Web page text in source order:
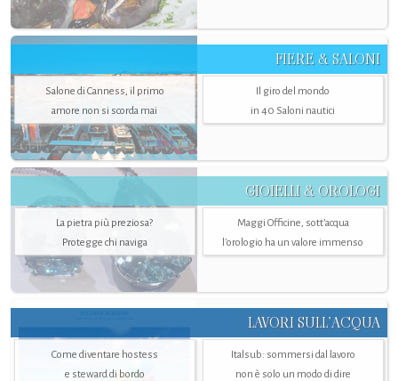
FIERE & SALONI
Salone di Canness, il primo
amore non si scorda mai
Il giro del mondo
in 40 Saloni nautici
GIOIELLI & OROLOGI
La pietra più preziosa?
Protegge chi naviga
Maggi Officine, sott’acqua
l'orologio ha un valore immenso
LAVORI SULL’ACQUA
Come diventare hostess
e steward di bordo
Italsub: sommersi dal lavoro
non è solo un modo di dire